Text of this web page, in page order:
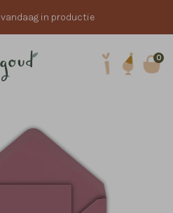
vandaag in productie
0